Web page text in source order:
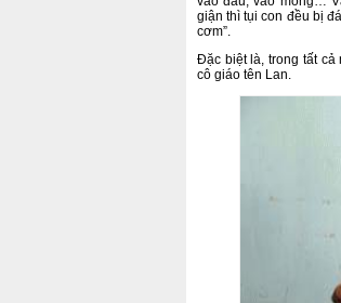
giận thì tụi con đều bị
cơm”.
Đặc biệt là, trong tất
cô giáo tên Lan.